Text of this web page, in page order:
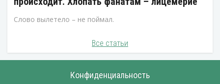
Слово вылетело – не поймал.
Все статьи
Конфиденциальность